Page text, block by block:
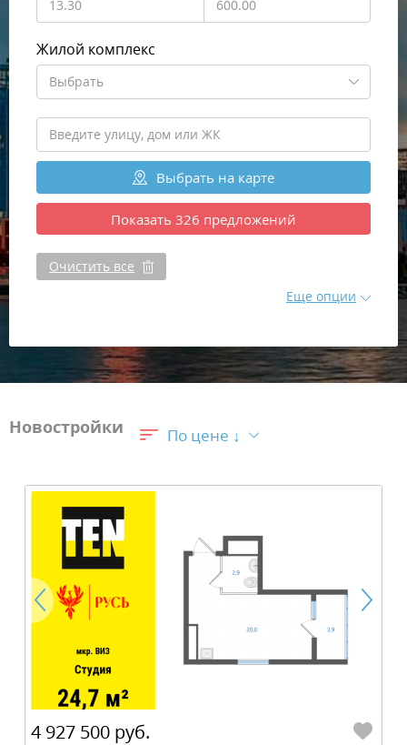
Жилой комплекс
Выбрать
Выбрать на карте
Показать 326 предложений
Очистить все
Еще опции
Новостройки По цене ↓
4 927 500 руб.